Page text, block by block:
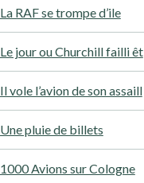
La RAF se trompe d’ile
Le jour ou Churchill failli êt
Il vole l’avion de son assaill
Une pluie de billets
1000 Avions sur Cologne